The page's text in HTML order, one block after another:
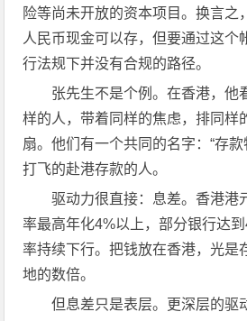
险等尚未开放的资本项目。换言之
人民币现金可以存，但要通过这个
行法规下并没有合规的路径。
张先生不是个例。在香港，他
样的人，带着同样的焦虑，排同样
扇。他们有一个共同的名字：“存
打飞的赴港存款的人。
驱动力很直接：息差。香港港
率最高年化4%以上，部分银行达
率持续下行。把钱放在香港，光是
地的数倍。
但息差只是表层。更深层的驱